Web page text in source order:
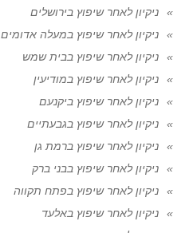
ניקיון לאחר שיפוץ בירושלים
ניקיון לאחר שיפוץ במעלה אדומים
ניקיון לאחר שיפוץ בבית שמש
ניקיון לאחר שיפוץ במודיעין
ניקיון לאחר שיפוץ ביקנעם
ניקיון לאחר שיפוץ בגבעתיים
ניקיון לאחר שיפוץ ברמת גן
ניקיון לאחר שיפוץ בבני ברק
ניקיון לאחר שיפוץ בפתח תקווה
ניקיון לאחר שיפוץ באלעד